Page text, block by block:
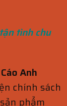
tận tình chu
Anh
chính sách
phẩm